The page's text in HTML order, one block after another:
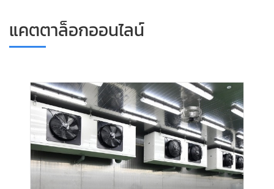
แคตตาล็อกออนไลน์